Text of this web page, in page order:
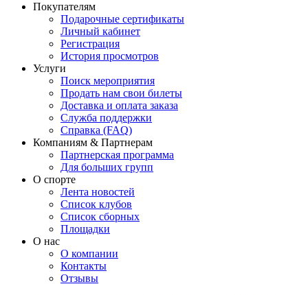
Покупателям
Подарочные сертификаты
Личный кабинет
Регистрация
История просмотров
Услуги
Поиск мероприятия
Продать нам свои билеты
Доставка и оплата заказа
Служба поддержки
Справка (FAQ)
Компаниям & Партнерам
Партнерская программа
Для больших групп
О спорте
Лента новостей
Список клубов
Список сборных
Площадки
О нас
О компании
Контакты
Отзывы